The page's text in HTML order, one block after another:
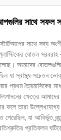
সাথে সফল
সাথে সদ্য
বোতল সরবরাহ
আমাদের
যা স্বাস্থ্য-সচেতন
প্রথম ত্রৈমাসিকের
ক্ষেত্রে
ফলে তারা
পেরেছিল, যা আবির্ভূত
প্রতিফলন